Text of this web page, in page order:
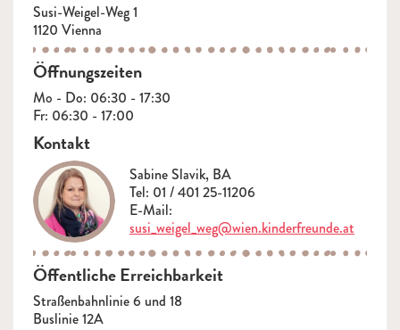
Susi-Weigel-Weg 1
1120 Vienna
Öffnungszeiten
Mo - Do: 06:30 - 17:30
Fr: 06:30 - 17:00
Kontakt
Sabine Slavik, BA
Tel: 01 / 401 25-11206
E-Mail:
susi_weigel_weg@wien.kinderfreunde.at
Öffentliche Erreichbarkeit
Straßenbahnlinie 6 und 18
Buslinie 12A